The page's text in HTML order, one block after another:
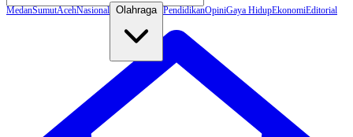
MedanSumutAcehNasional Olahraga PendidikanOpiniGaya HidupEkonomiEditorial